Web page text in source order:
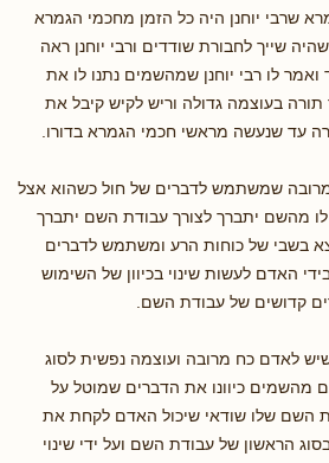
שרבי יוחנן היה כל הזמן מחכמי הגמרא
שייך לחבורת שודדים ורבי יוחנן ראה
לו רבי יוחנן שמהשמים נתנו לו את
בעוצמה גדולה וריש לקיש קיבל את
עד שנעשה מראשי חכמי הגמרא בדורו.
מרובה שמשתמש לדברים של חול כשהוא אצל
לו מהשם יתברך לצורך עבודת השם יתברך
בשבי של כוחות הרע ומשתמש לדברים
האדם לעשות שינוי בכיוון של השימוש
קדושים של עבודת השם.
לאדם כח מרובה ועוצמה נפשית לסוג
כיוונו את הדברים שמוטל על
השם שלו שודאי שיכול האדם לקחת את
הראשון של עבודת השם ועל ידי שינוי